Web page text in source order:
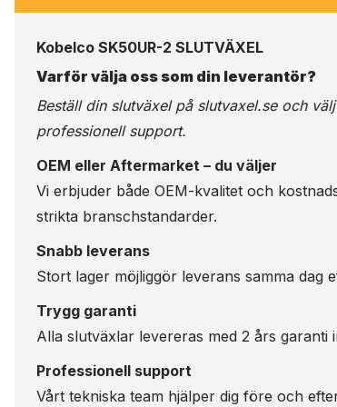
Kobelco SK50UR-2 SLUTVÄXEL
Varför välja oss som din leverantör?
Beställ din slutväxel på slutvaxel.seoch välj
professionell support.
OEM eller Aftermarket – du väljer
Vi erbjuder både OEM-kvalitet och
strikta branschstandarder.
Snabb leverans
Stort lager möjliggör leverans samma dag
Trygg garanti
Alla slutväxlar levereras med 2 års
Professionell support
Vårt tekniska team hjälper dig före och